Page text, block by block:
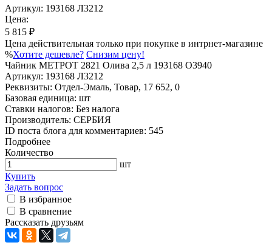
Артикул: 193168 Л3212
Цена:
5 815 ₽
Цена действительная только при покупке в интрнет-магазине
%Хотите дешевле? Снизим цену!
Чайник МЕТРОТ 2821 Олива 2,5 л 193168 О3940
Артикул: 193168 Л3212
Реквизиты: Отдел-Эмаль, Товар, 17 652, 0
Базовая единица: шт
Ставки налогов: Без налога
Производитель: СЕРБИЯ
ID поста блога для комментариев: 545
Подробнее
Количество
шт
Купить
Задать вопрос
В избранное
В сравнение
Рассказать друзьям